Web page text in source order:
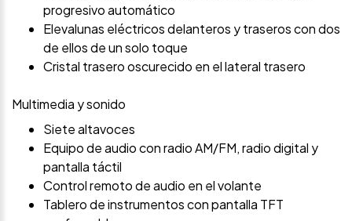
progresivo automático
Elevalunas eléctricos delanteros y traseros con dos
de ellos de un solo toque
Cristal trasero oscurecido en el lateral trasero
Multimedia y sonido
Siete altavoces
Equipo de audio con radio AM/FM, radio digital y
pantalla táctil
Control remoto de audio en el volante
Tablero de instrumentos con pantalla TFT